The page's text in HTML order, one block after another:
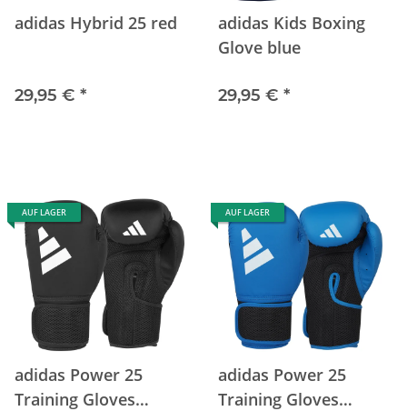
adidas Hybrid 25 red
29,95 € *
adidas Kids Boxing
Glove blue
29,95 € *
AUF LAGER
adidas Power 25
Training Gloves
AUF LAGER
adidas Power 25
Training Gloves